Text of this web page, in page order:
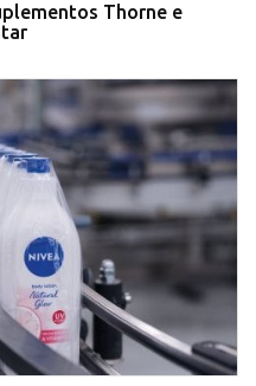
Thorne e